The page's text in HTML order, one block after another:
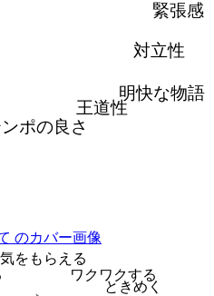
緊張感
対立性
明快な物語
王道性
ポの良さ
をもらえる
ワクワクする
ときめく